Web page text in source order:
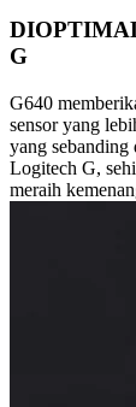
G
G640
sensor yang
yang
Logitech G,
meraih